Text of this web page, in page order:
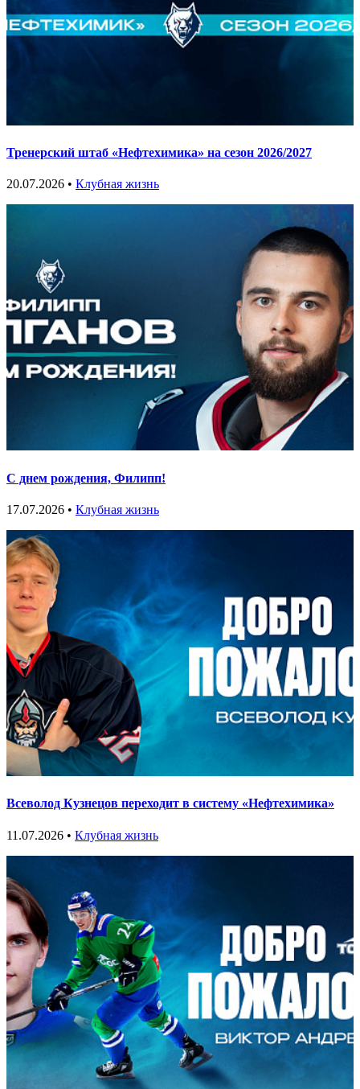
Тренерский штаб «Нефтехимика» на сезон 2026/2027
20.07.2026 • Клубная жизнь
С днем рождения, Филипп!
17.07.2026 • Клубная жизнь
Всеволод Кузнецов переходит в систему «Нефтехимика»
11.07.2026 • Клубная жизнь